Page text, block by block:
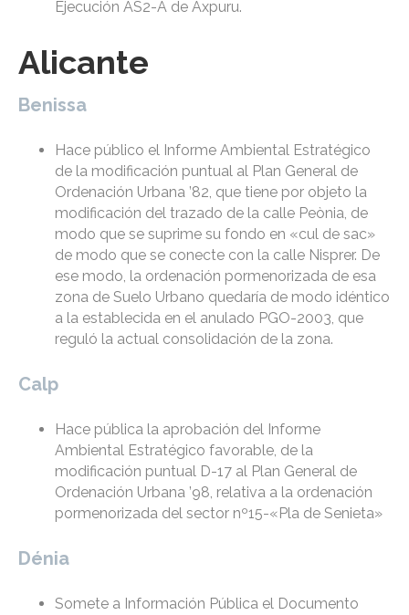
Ejecución AS2-A de Axpuru.
Alicante
Benissa
Hace público el Informe Ambiental Estratégico
de la modificación puntual al Plan General de
Ordenación Urbana ’82, que tiene por objeto la
modificación del trazado de la calle Peònia, de
modo que se suprime su fondo en «cul de sac»
de modo que se conecte con la calle Nisprer. De
ese modo, la ordenación pormenorizada de esa
zona de Suelo Urbano quedaría de modo idéntico
a la establecida en el anulado PGO-2003, que
reguló la actual consolidación de la zona.
Calp
Hace pública la aprobación del Informe
Ambiental Estratégico favorable, de la
modificación puntual D-17 al Plan General de
Ordenación Urbana ’98, relativa a la ordenación
pormenorizada del sector nº15-«Pla de Senieta»
Dénia
Somete a Información Pública el Documento